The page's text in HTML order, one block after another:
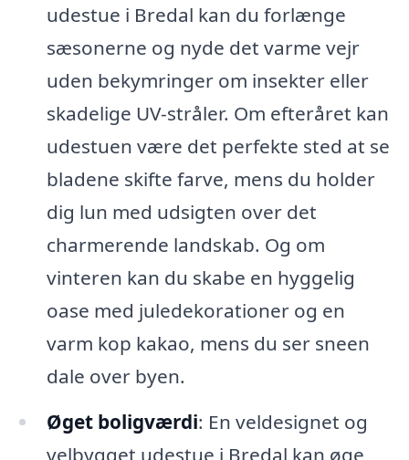
udestue i Bredal kan du forlænge
sæsonerne og nyde det varme vejr
uden bekymringer om insekter eller
skadelige UV-stråler. Om efteråret kan
udestuen være det perfekte sted at se
bladene skifte farve, mens du holder
dig lun med udsigten over det
charmerende landskab. Og om
vinteren kan du skabe en hyggelig
oase med juledekorationer og en
varm kop kakao, mens du ser sneen
dale over byen.
Øget boligværdi: En veldesignet og
velbygget udestue i Bredal kan øge